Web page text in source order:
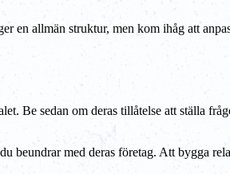
en allmän struktur, men kom ihåg att
Be sedan om deras tillåtelse att ställa
beundrar med deras företag. Att bygga